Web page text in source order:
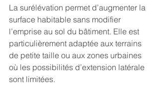
La surélévation permet d’augmenter la
surface habitable sans modifier
l’emprise au sol du bâtiment. Elle est
particulièrement adaptée aux terrains
de petite taille ou aux zones urbaines
où les possibilités d’extension latérale
sont limitées.